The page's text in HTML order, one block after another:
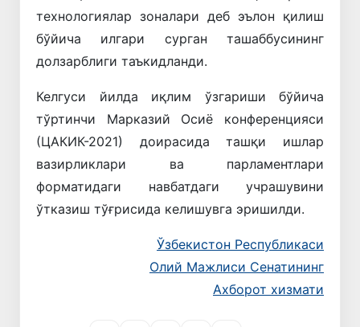
технологиялар зоналари деб эълон қилиш
бўйича илгари сурган ташаббусининг
долзарблиги таъкидланди.
Келгуси йилда иқлим ўзгариши бўйича
тўртинчи Марказий Осиё конференцияси
(ЦАКИК-2021) доирасида ташқи ишлар
вазирликлари ва парламентлари
форматидаги навбатдаги учрашувини
ўтказиш тўғрисида келишувга эришилди.
Ўзбекистон Республикаси
Олий Мажлиси Сенатининг
Ахборот хизмати